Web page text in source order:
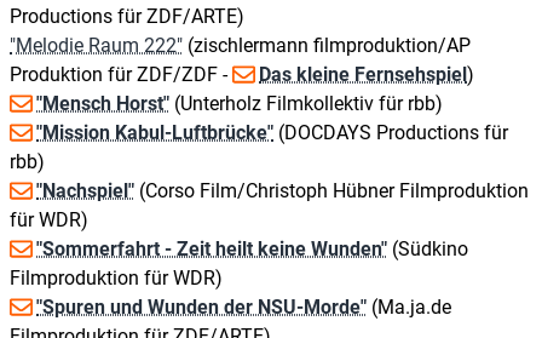
Productions für ZDF/ARTE)
"Melodie Raum 222" (zischlermann filmproduktion/AP
Produktion für ZDF/ZDF -
Das kleine Fernsehspiel)
"Mensch Horst" (Unterholz Filmkollektiv für rbb)
"Mission Kabul-Luftbrücke" (DOCDAYS Productions für
rbb)
"Nachspiel" (Corso Film/Christoph Hübner Filmproduktion
für WDR)
"Sommerfahrt - Zeit heilt keine Wunden" (Südkino
Filmproduktion für WDR)
"Spuren und Wunden der NSU-Morde" (Ma.ja.de